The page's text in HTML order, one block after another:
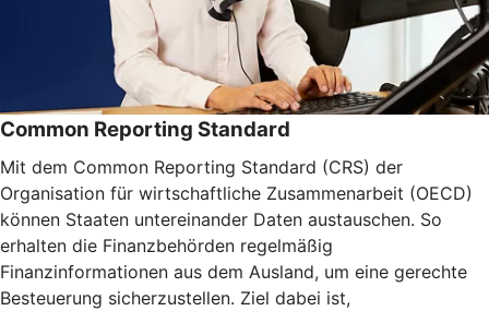
Common Reporting Standard
Mit dem Common Reporting Standard (CRS) der
Organisation für wirtschaftliche Zusammenarbeit (OECD)
können Staaten untereinander Daten austauschen. So
erhalten die Finanzbehörden regelmäßig
Finanzinformationen aus dem Ausland, um eine gerechte
Besteuerung sicherzustellen. Ziel dabei ist,